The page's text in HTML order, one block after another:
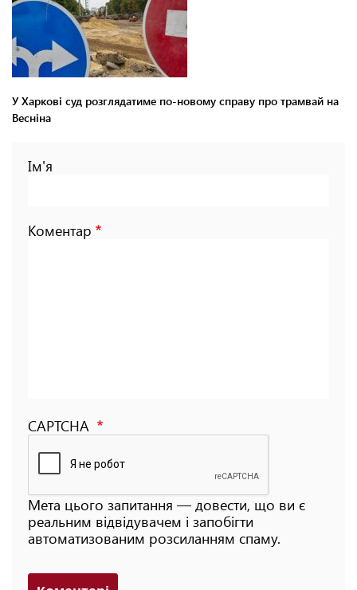
У Харкові суд розглядатиме по-новому справу про трамвай на
Весніна
Ім'я
Коментар
CAPTCHA
Мета цього запитання — довести, що ви є
реальним відвідувачем і запобігти
автоматизованим розсиланням спаму.